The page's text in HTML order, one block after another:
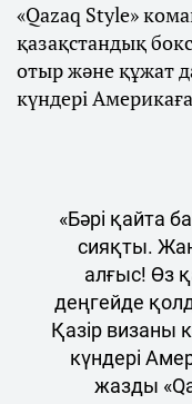
«Qazaq Style»
қазақстандық
отыр және құжат
күндері
«Бәрі қайта
сияқты.
алғыс! Өз
деңгейде
Қазір визаны
күндері
жазды